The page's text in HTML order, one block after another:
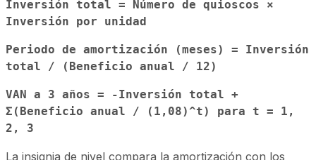
Inversión total = Número de quioscos ×
Inversión por unidad
Periodo de amortización (meses) = Inversión
total / (Beneficio anual / 12)
VAN a 3 años = -Inversión total +
Σ(Beneficio anual / (1,08)^t) para t = 1,
2, 3
La insignia de nivel compara la amortización con los